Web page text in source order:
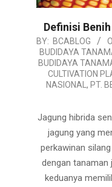
Definisi
2022-
09-
BY: BCABLOG
BUDIDAYA
BUDIDAYA
CULTIVATION
NASIONAL, PT.
Jagung hibrida
jagung yang
perkawinan
dengan tanaman
keduanya